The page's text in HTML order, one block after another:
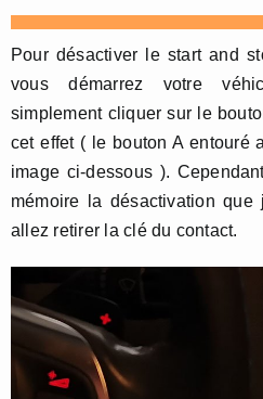
Pour désactiver le start and
vous démarrez votre
simplement cliquer sur le
cet effet ( le bouton A entouré
image ci-dessous ).
mémoire la désactivation que
allez retirer la clé du contact.